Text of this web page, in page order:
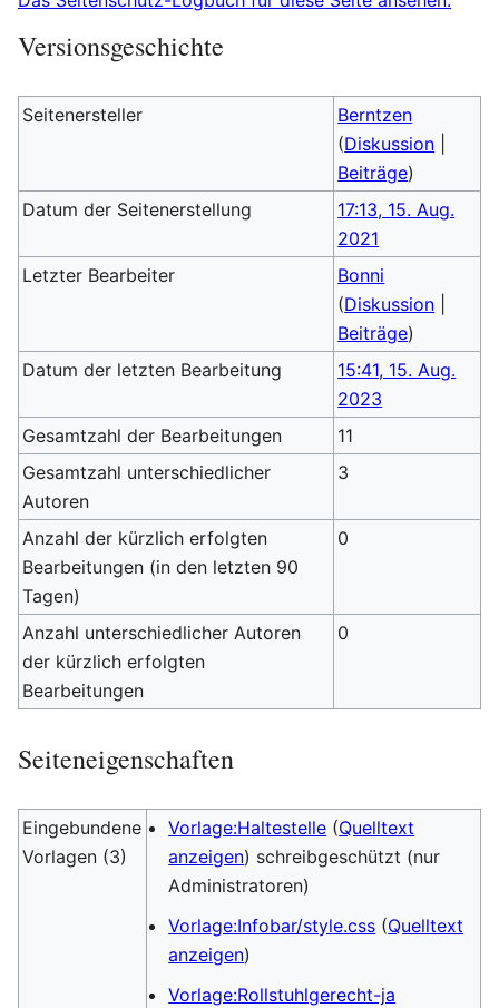
Versionsgeschichte
Seitenersteller
Berntzen
(Diskussion
Beiträge)
Datum der Seitenerstellung
17:13, 15. Aug.
2021
Letzter Bearbeiter
Bonni
(Diskussion
Beiträge)
Datum der letzten Bearbeitung
15:41, 15. Aug.
2023
Gesamtzahl der Bearbeitungen
11
Gesamtzahl unterschiedlicher
Autoren
3
Anzahl der kürzlich erfolgten
Bearbeitungen (in den letzten 90
Tagen)
0
Anzahl unterschiedlicher Autoren
der kürzlich erfolgten
Bearbeitungen
0
Seiteneigenschaften
Eingebundene
Vorlagen (3)
Vorlage:Haltestelle (Quelltext
anzeigen) schreibgeschützt (nur
Administratoren)
Vorlage:Infobar/style.css (Quelltext
anzeigen)
Vorlage:Rollstuhlgerecht-ja